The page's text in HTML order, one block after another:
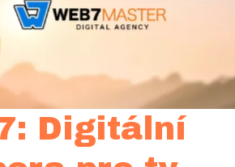
Digitální